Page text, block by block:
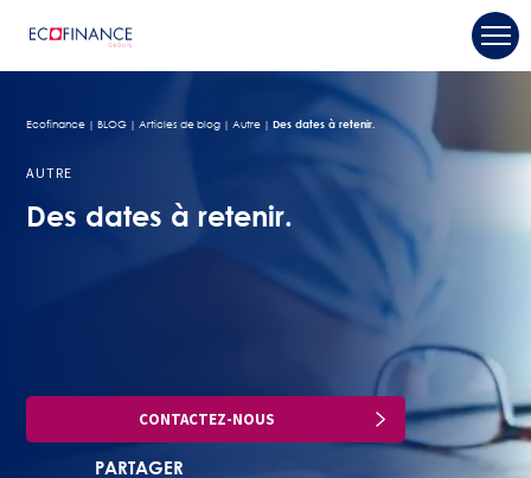
CONTACTEZ-NOUS
Ecofinance BLOG Articles de blog Autre Des dates à retenir.
AUTRE
Des dates à retenir.
PARTAGER